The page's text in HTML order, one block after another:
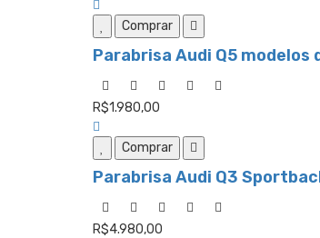
Comprar
Parabrisa Audi Q5 modelos
R$1.980,00
Comprar
Parabrisa Audi Q3
R$4.980,00